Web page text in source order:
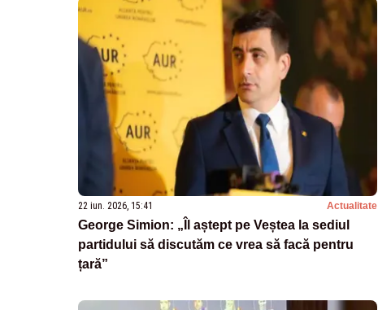
22 iun. 2026, 15:41 Actualitate
George Simion: „Îl aștept pe Veștea la sediul
partidului să discutăm ce vrea să facă pentru
țară”